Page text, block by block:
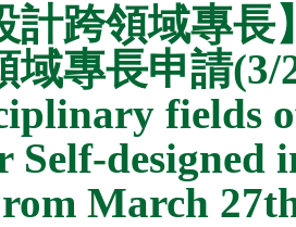
計跨領域專
域專長申請(3/
fields
Self-
March